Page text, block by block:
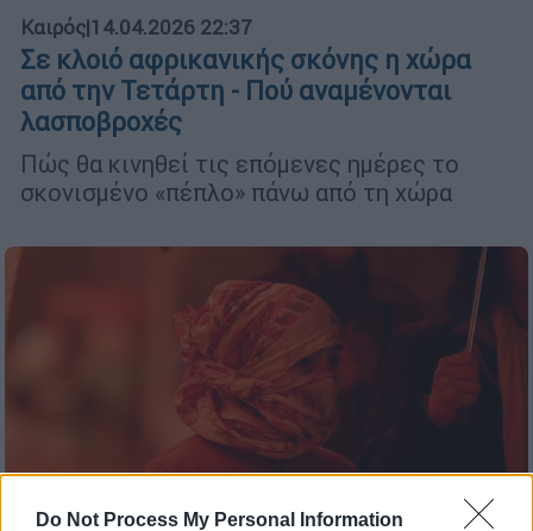
Do Not Process My Personal Information
Καιρός|14.04.2026 22:37
Σε κλοιό αφρικανικής σκόνης η χώρα
από την Τετάρτη - Πού αναμένονται
λασποβροχές
Πώς θα κινηθεί τις επόμενες ημέρες το
σκονισμένο «πέπλο» πάνω από τη χώρα